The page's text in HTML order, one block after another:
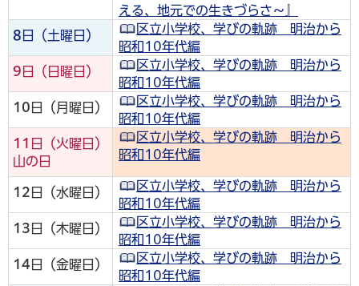
える、地元での生きづらさ～』
8 日（土曜日）
区立小学校、学びの軌跡 明治から
昭和10年代編
9 日（日曜日）
区立小学校、学びの軌跡 明治から
昭和10年代編
10 日（月曜日）
区立小学校、学びの軌跡 明治から
昭和10年代編
11 日（火曜日）
山の日
区立小学校、学びの軌跡 明治から
昭和10年代編
12 日（水曜日）
区立小学校、学びの軌跡 明治から
昭和10年代編
13 日（木曜日）
区立小学校、学びの軌跡 明治から
昭和10年代編
14日（金曜日）
区立小学校、学びの軌跡 明治から
昭和10年代編